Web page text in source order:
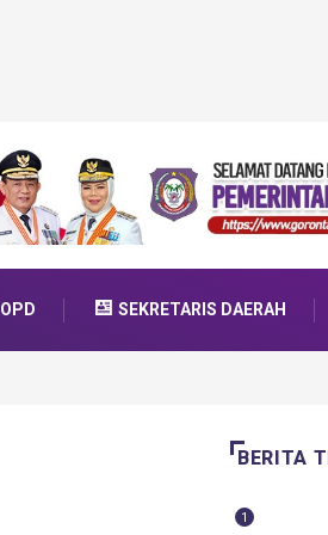
OPD SEKRETARIS DAERAH
BERITA
1